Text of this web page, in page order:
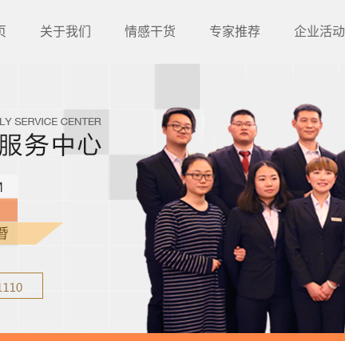
关于我们 情感干货 专家推荐 企业活动